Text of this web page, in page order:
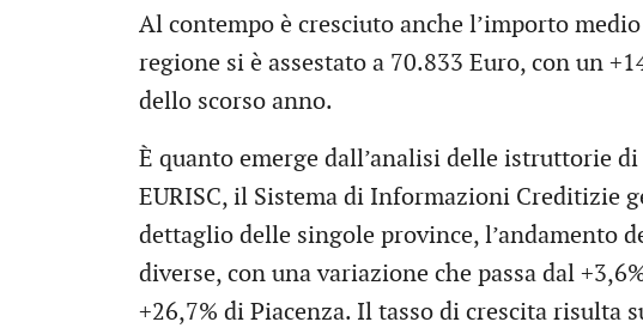
Al contempo è cresciuto anche l’importo
regione si è assestato a 70.833 Euro, con un
dello scorso anno.
È quanto emerge dall’analisi delle istruttorie
EURISC, il Sistema di Informazioni Creditizie
dettaglio delle singole province, l’andamento
diverse, con una variazione che passa dal
+26,7% di Piacenza. Il tasso di crescita risulta